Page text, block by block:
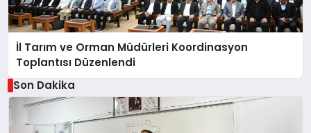
İl Tarım ve Orman Müdürleri Koordinasyon
Toplantısı Düzenlendi
Son Dakika